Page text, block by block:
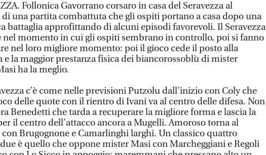
Follonica Gavorrano corsaro in casa del Seravezza al
una partita combattuta che gli ospiti portano a casa dopo una
battaglia approfittando di alcuni episodi favorevoli. Il Seravezza
nel momento in cui gli ospiti sembrano in controllo, poi si fanno
nel loro migliore momento: poi il gioco cede il posto alla
e la maggior prestanza fisica dei biancorossoblù di mister
ha la meglio.
c’è come nelle previsioni Putzolu dall’inizio con Coly che
delle quote con il rientro di Ivani va al centro delle difesa. Non
Benedetti che tarda a recuperare la migliore forma e lascia la
il centro dell’attacco ancora a Mugelli. Amoroso torna al
Brugognone e Camarlinghi larghi. Un classico quattro
è quello che oppone mister Masi con Marcheggiani e Regoli